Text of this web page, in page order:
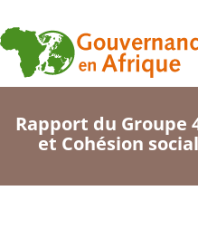
Rapport du Groupe
et Cohésion